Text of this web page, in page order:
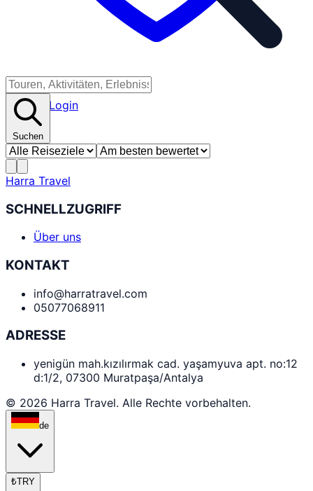
Partner-Login
Suchen
Harra Travel
SCHNELLZUGRIFF
Über uns
KONTAKT
info@harratravel.com
05077068911
ADRESSE
yenigün mah.kızılırmak cad. yaşamyuva apt. no:12
d:1/2, 07300 Muratpaşa/Antalya
© 2026 Harra Travel. Alle Rechte vorbehalten.
de
₺TRY